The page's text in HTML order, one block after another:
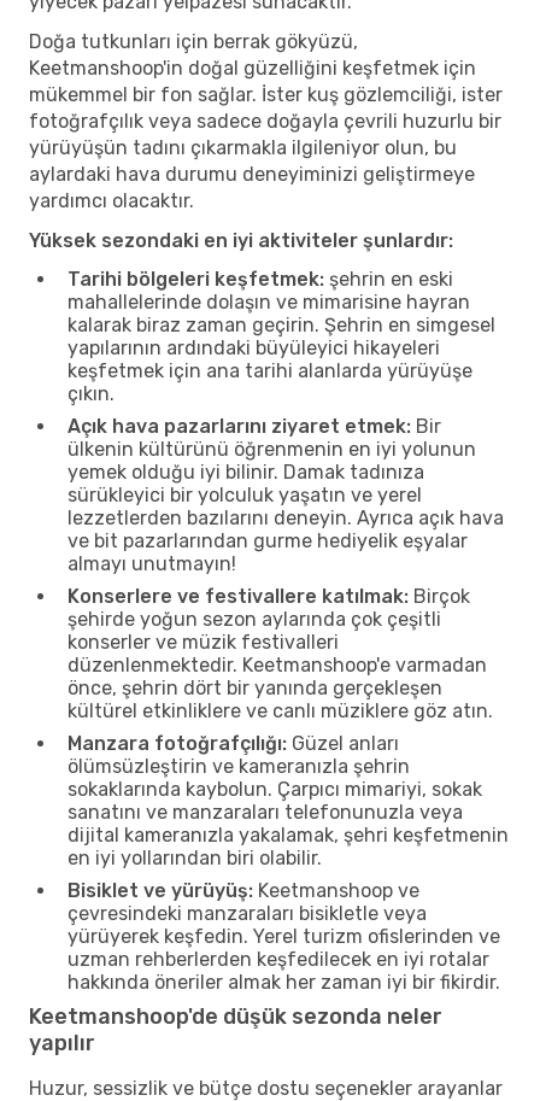
Doğa tutkunları için berrak gökyüzü,
Keetmanshoop'in doğal güzelliğini keşfetmek için
mükemmel bir fon sağlar. İster kuş gözlemciliği, ister
fotoğrafçılık veya sadece doğayla çevrili huzurlu bir
yürüyüşün tadını çıkarmakla ilgileniyor olun, bu
aylardaki hava durumu deneyiminizi geliştirmeye
yardımcı olacaktır.
Yüksek sezondaki en iyi aktiviteler şunlardır:
Tarihi bölgeleri keşfetmek: şehrin en eski
mahallelerinde dolaşın ve mimarisine hayran
kalarak biraz zaman geçirin. Şehrin en simgesel
yapılarının ardındaki büyüleyici hikayeleri
keşfetmek için ana tarihi alanlarda yürüyüşe
çıkın.
Açık hava pazarlarını ziyaret etmek: Bir
ülkenin kültürünü öğrenmenin en iyi yolunun
yemek olduğu iyi bilinir. Damak tadınıza
sürükleyici bir yolculuk yaşatın ve yerel
lezzetlerden bazılarını deneyin. Ayrıca açık hava
ve bit pazarlarından gurme hediyelik eşyalar
almayı unutmayın!
Konserlere ve festivallere katılmak: Birçok
şehirde yoğun sezon aylarında çok çeşitli
konserler ve müzik festivalleri
düzenlenmektedir. Keetmanshoop'e varmadan
önce, şehrin dört bir yanında gerçekleşen
kültürel etkinliklere ve canlı müziklere göz atın.
Manzara fotoğrafçılığı: Güzel anları
ölümsüzleştirin ve kameranızla şehrin
sokaklarında kaybolun. Çarpıcı mimariyi, sokak
sanatını ve manzaraları telefonunuzla veya
dijital kameranızla yakalamak, şehri keşfetmenin
en iyi yollarından biri olabilir.
Bisiklet ve yürüyüş: Keetmanshoop ve
çevresindeki manzaraları bisikletle veya
yürüyerek keşfedin. Yerel turizm ofislerinden ve
uzman rehberlerden keşfedilecek en iyi rotalar
hakkında öneriler almak her zaman iyi bir fikirdir.
Keetmanshoop'de düşük sezonda neler
yapılır
Huzur, sessizlik ve bütçe dostu seçenekler arayanlar